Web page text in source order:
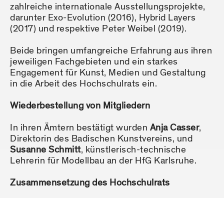
zahlreiche internationale Ausstellungsprojekte,
darunter Exo-Evolution (2016), Hybrid Layers
(2017) und respektive Peter Weibel (2019).
Beide bringen umfangreiche Erfahrung aus ihren
jeweiligen Fachgebieten und ein starkes
Engagement für Kunst, Medien und Gestaltung
in die Arbeit des Hochschulrats ein.
Wiederbestellung von Mitgliedern
In ihren Ämtern bestätigt wurden Anja Casser,
Direktorin des Badischen Kunstvereins, und
Susanne Schmitt, künstlerisch-technische
Lehrerin für Modellbau an der HfG Karlsruhe.
Zusammensetzung des Hochschulrats